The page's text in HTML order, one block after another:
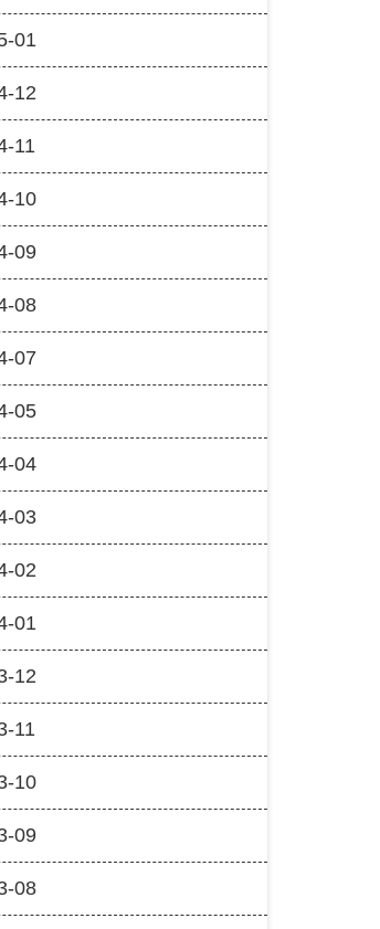
01
12
11
10
09
08
07
05
04
03
02
01
12
11
10
09
08